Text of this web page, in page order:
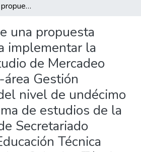
Elaboración de una propuesta curricular para implementar la unidad de estudio de Mercadeo Digital al sub-área Gestión Empresarial, del nivel de undécimo año, al programa de estudios de la especialidad de Secretariado Ejecutivo en Educación Técnica secundaria en los Colegios Técnicos Profesionales de Puntarenas y Vocacional de Artes y Oficios de Cartago nocturno en el año 2019
una propuesta
implementar la
de Mercadeo
Gestión
nivel de undécimo
de estudios de la
Secretariado
Técnica